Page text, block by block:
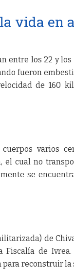
vida en
entre los 22 y los
fueron
de 160
varios
cual no
se
de
de
reconstruir la